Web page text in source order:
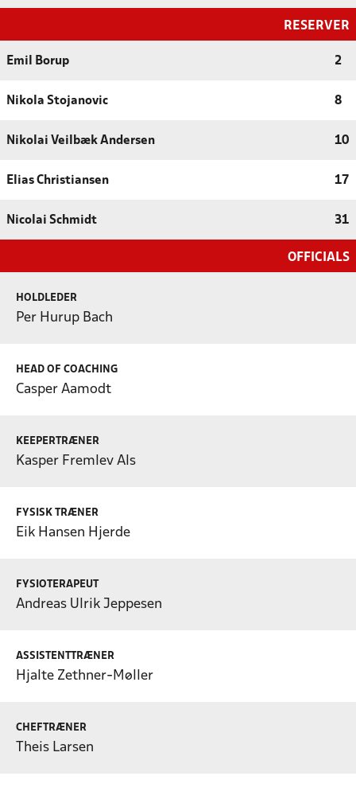
RESERVER
Emil Borup 2
Nikola Stojanovic 8
Nikolai Veilbæk Andersen 10
Elias Christiansen 17
Nicolai Schmidt 31
OFFICIALS
HOLDLEDER
Per Hurup Bach
HEAD OF COACHING
Casper Aamodt
KEEPERTRÆNER
Kasper Fremlev Als
FYSISK TRÆNER
Eik Hansen Hjerde
FYSIOTERAPEUT
Andreas Ulrik Jeppesen
ASSISTENTTRÆNER
Hjalte Zethner-Møller
CHEFTRÆNER
Theis Larsen